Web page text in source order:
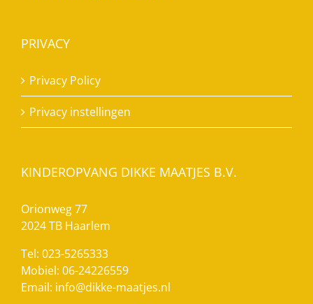
PRIVACY
Privacy Policy
Privacy instellingen
KINDEROPVANG DIKKE MAATJES B.V.
Orionweg 77
2024 TB Haarlem
Tel: 023-5265333
Mobiel: 06-24226559
Email: info@dikke-maatjes.nl